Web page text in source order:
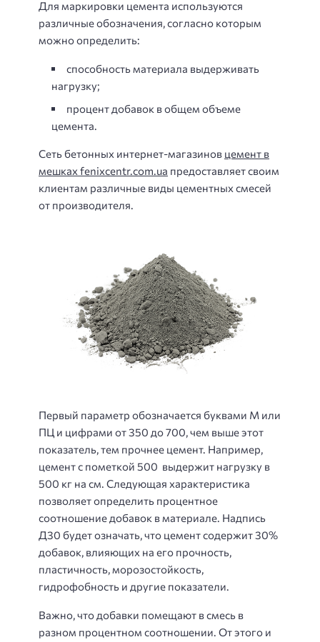
Для маркировки цемента используются
различные обозначения, согласно которым
можно определить:
способность материала выдерживать
нагрузку;
процент добавок в общем объеме
цемента.
Сеть бетонных интернет-магазинов цемент в
мешках fenixcentr.com.ua предоставляет своим
клиентам различные виды цементных смесей
от производителя.
Первый параметр обозначается буквами М или
ПЦ и цифрами от 350 до 700, чем выше этот
показатель, тем прочнее цемент. Например,
цемент с пометкой 500 выдержит нагрузку в
500 кг на см. Следующая характеристика
позволяет определить процентное
соотношение добавок в материале. Надпись
Д30 будет означать, что цемент содержит 30%
добавок, влияющих на его прочность,
пластичность, морозостойкость,
гидрофобность и другие показатели.
Важно, что добавки помещают в смесь в
разном процентном соотношении. От этого и